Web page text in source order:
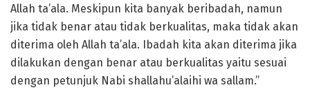
Allah ta’ala. Meskipun kita banyak beribadah, namun
jika tidak benar atau tidak berkualitas, maka tidak akan
diterima oleh Allah ta’ala. Ibadah kita akan diterima jika
dilakukan dengan benar atau berkualitas yaitu sesuai
dengan petunjuk Nabi shallahu’alaihi wa sallam.”